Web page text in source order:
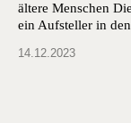
ältere Menschen
ein Auf­steller in
14.12.2023